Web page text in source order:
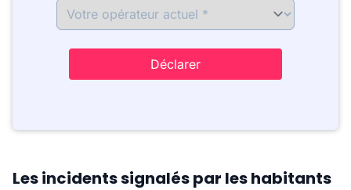
Déclarer
Les incidents signalés par les habitants